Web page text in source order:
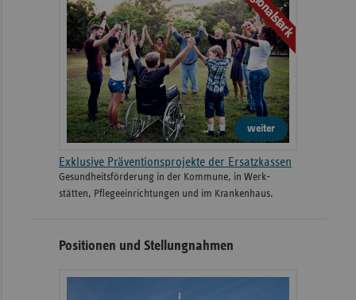
regionalstark
weiter
Exklusive Präventionsprojekte der Ersatzkassen
Gesund­heits­­förderung in der Kommune, in Werk­
stätten, Pflege­einrichtungen und im Kranken­haus.
Positionen und Stellungnahmen